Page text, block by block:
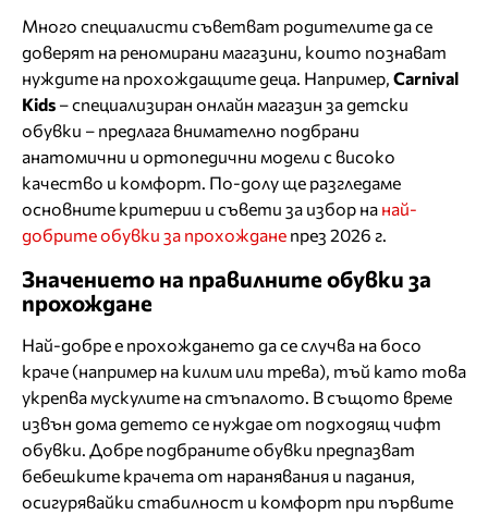
Много специалисти съветват родителите да се
доверят на реномирани магазини, които познават
нуждите на прохождащите деца. Например, Carnival
Kids – специализиран онлайн магазин за детски
обувки – предлага внимателно подбрани
анатомични и ортопедични модели с високо
качество и комфорт. По-долу ще разгледаме
основните критерии и съвети за избор на най-
добрите обувки за прохождане през 2026 г.
Значението на правилните обувки за
прохождане
Най-добре е прохождането да се случва на босо
краче (например на килим или трева), тъй като това
укрепва мускулите на стъпалото. В същото време
извън дома детето се нуждае от подходящ чифт
обувки. Добре подбраните обувки предпазват
бебешките крачета от наранявания и падания,
осигурявайки стабилност и комфорт при първите